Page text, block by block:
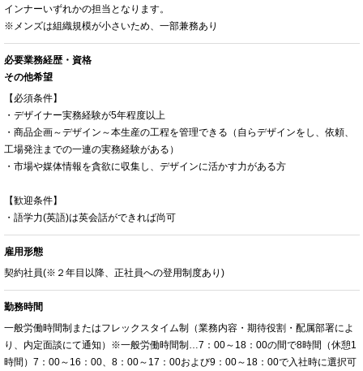
インナーいずれかの担当となります。
※メンズは組織規模が小さいため、一部兼務あり
必要業務経歴・資格
その他希望
【必須条件】
・デザイナー実務経験が5年程度以上
・商品企画～デザイン～本生産の工程を管理できる（自らデザインをし、依頼、
工場発注までの一連の実務経験がある）
・市場や媒体情報を貪欲に収集し、デザインに活かす力がある方
【歓迎条件】
・語学力(英語)は英会話ができれば尚可
雇用形態
契約社員(※２年目以降、正社員への登用制度あり)
勤務時間
一般労働時間制またはフレックスタイム制（業務内容・期待役割・配属部署によ
り、内定面談にて通知）※一般労働時間制…7：00～18：00の間で8時間（休憩1
時間）7：00～16：00、8：00～17：00および9：00～18：00で入社時に選択可